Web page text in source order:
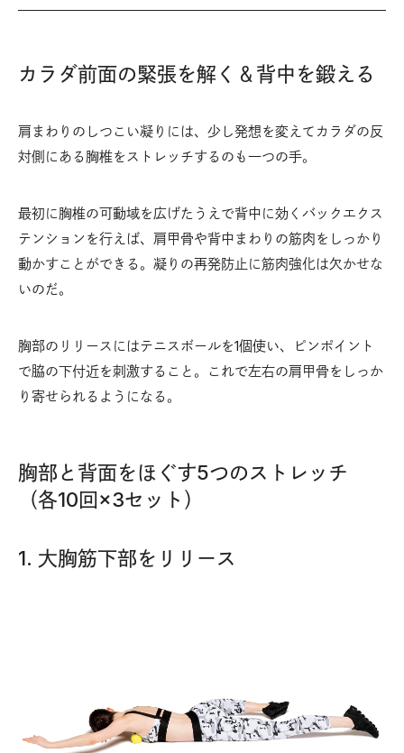
カラダ前面の緊張を解く＆背中を鍛える
肩まわりのしつこい凝りには、少し発想を変えてカラダの反
対側にある胸椎をストレッチするのも一つの手。
最初に胸椎の可動域を広げたうえで背中に効くバックエクス
テンションを行えば、肩甲骨や背中まわりの筋肉をしっかり
動かすことができる。凝りの再発防止に筋肉強化は欠かせな
いのだ。
胸部のリリースにはテニスボールを1個使い、ピンポイント
で脇の下付近を刺激すること。これで左右の肩甲骨をしっか
り寄せられるようになる。
胸部と背面をほぐす5つのストレッチ
（各10回×3セット）
1. 大胸筋下部をリリース